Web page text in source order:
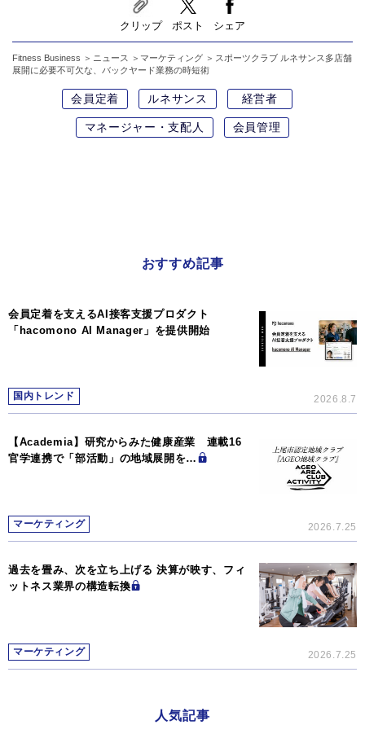
クリップ ポスト シェア
Fitness Business ニュース マーケティング
スポーツクラブ ルネサンス多店舗
展開に必要不可欠な、バックヤード業務の時短術
会員定着 ルネサンス 経営者
マネージャー・支配人 会員管理
おすすめ記事
会員定着を支えるAI接客支援プロダクト
「hacomono AI Manager」を提供開始
国内トレンド 2026.8.7
【Academia】研究からみた健康産業 連載16
官学連携で「部活動」の地域展開を…
マーケティング 2026.7.25
過去を畳み、次を立ち上げる 決算が映す、フィ
ットネス業界の構造転換
マーケティング 2026.7.25
人気記事